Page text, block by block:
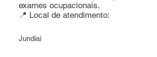
exames ocupacionais.
📍 Local de atendimento:
Jundiaí